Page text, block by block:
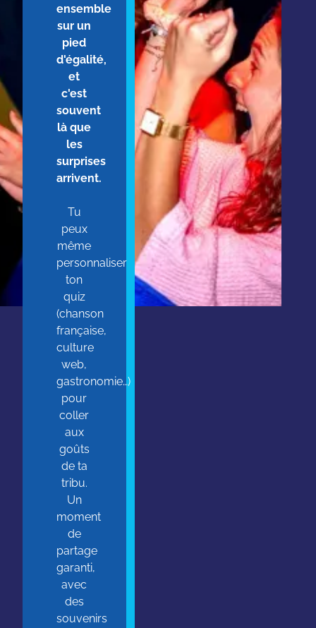
ensemble
sur un
pied
d'égalité,
et
c'est
souvent
là que
les
surprises
arrivent.
Tu
peux
même
personnaliser
ton
quiz
(chanson
française,
culture
web,
gastronomie…)
pour
coller
aux
goûts
de ta
tribu.
Un
moment
de
partage
garanti,
avec
des
souvenirs